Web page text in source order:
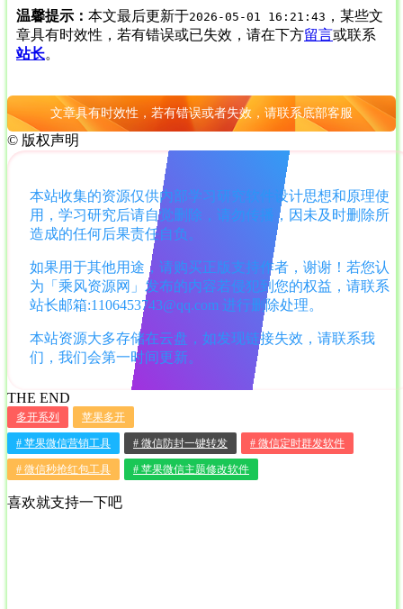
温馨提示： 本文最后更新于2026-05-01 16:21:43 ，某些文
章具有时效性，若有错误或已失效，请在下方留言或联系
站长。
文章具有时效性，若有错误或者失效，请联系底部客服
© 版权声明
本站收集的资源仅供内部学习研究软件设计思想和原理使
用，学习研究后请自觉删除，请勿传播，因未及时删除所
造成的任何后果责任自负。
如果用于其他用途，请购买正版支持作者，谢谢！若您认
为「乘风资源网」发布的内容若侵犯到您的权益，请联系
站长邮箱:1106453743@qq.com 进行删除处理。
本站资源大多存储在云盘，如发现链接失效，请联系我
们，我们会第一时间更新。
THE END
多开系列 苹果多开
# 苹果微信营销工具 # 微信防封一键转发 # 微信定时群发软件
# 微信秒抢红包工具 # 苹果微信主题修改软件
喜欢就支持一下吧